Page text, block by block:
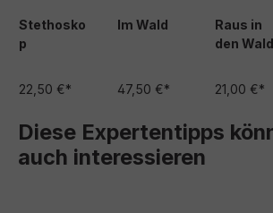
Stethosko
p
22,50 €*
Im Wald
47,50 €*
Raus in
den Wald
21,00 €*
Diese Expertentipps
auch interessieren